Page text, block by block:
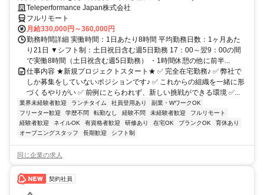
Teleperformance Japan株式会社
フルリモート
月給330,000円～360,000円
勤務時間詳細 実働時間：1日あたり8時間 平均勤務日数：1ヶ月あた
り21日 ▼シフト制：土日祝日含む週5日勤務 17：00～翌9：00の間
で実働8時間（土日祝含む週5日勤務） ・1時間休憩の他に前半...
仕事内容 ★新規プロジェクトスタート★ ✅ 完全在宅勤務♪ ✅ 弊社で
しか募集をしていないポジションです♪ ✅ これからの組織を一緒に形
づくるやりがい ✅ 前例にとらわれず、新しい挑戦ができる環境 ✅...
業界未経験者歓迎 ランチタイム 社員登用あり
副業・WワークOK
フリーター歓迎
学歴不問 転勤なし 経験不問 未経験者歓迎
フルリモート
経験者歓迎
ネイルOK 有資格者歓迎 研修あり 在宅OK ブランクOK
育休あり
オープニングスタッフ
長期歓迎 シフト制
同じ企業の求人
契約社員